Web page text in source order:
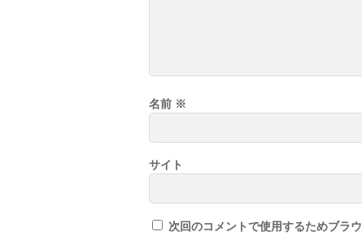
名前 ※
サイト
次回のコメントで使用するためブラ